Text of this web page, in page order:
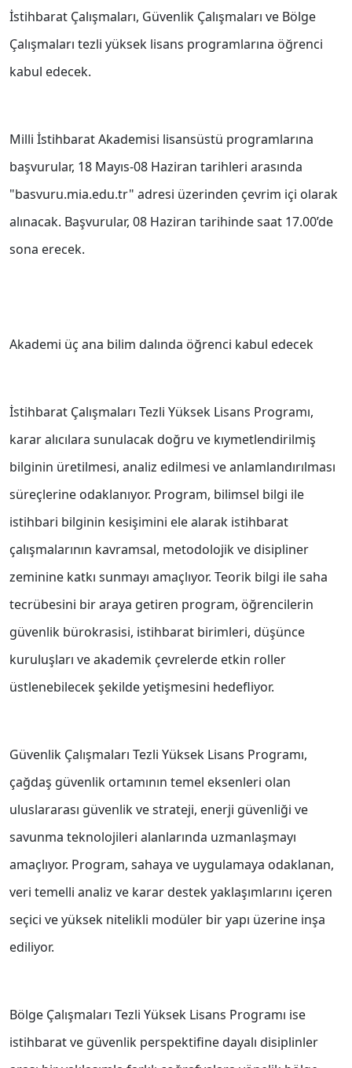
İstihbarat Çalışmaları, Güvenlik Çalışmaları ve Bölge
Çalışmaları tezli yüksek lisans programlarına öğrenci
kabul edecek.
Milli İstihbarat Akademisi lisansüstü programlarına
başvurular, 18 Mayıs-08 Haziran tarihleri arasında
"basvuru.mia.edu.tr" adresi üzerinden çevrim içi olarak
alınacak. Başvurular, 08 Haziran tarihinde saat 17.00’de
sona erecek.
Akademi üç ana bilim dalında öğrenci kabul edecek
İstihbarat Çalışmaları Tezli Yüksek Lisans Programı,
karar alıcılara sunulacak doğru ve kıymetlendirilmiş
bilginin üretilmesi, analiz edilmesi ve anlamlandırılması
süreçlerine odaklanıyor. Program, bilimsel bilgi ile
istihbari bilginin kesişimini ele alarak istihbarat
çalışmalarının kavramsal, metodolojik ve disipliner
zeminine katkı sunmayı amaçlıyor. Teorik bilgi ile saha
tecrübesini bir araya getiren program, öğrencilerin
güvenlik bürokrasisi, istihbarat birimleri, düşünce
kuruluşları ve akademik çevrelerde etkin roller
üstlenebilecek şekilde yetişmesini hedefliyor.
Güvenlik Çalışmaları Tezli Yüksek Lisans Programı,
çağdaş güvenlik ortamının temel eksenleri olan
uluslararası güvenlik ve strateji, enerji güvenliği ve
savunma teknolojileri alanlarında uzmanlaşmayı
amaçlıyor. Program, sahaya ve uygulamaya odaklanan,
veri temelli analiz ve karar destek yaklaşımlarını içeren
seçici ve yüksek nitelikli modüler bir yapı üzerine inşa
ediliyor.
Bölge Çalışmaları Tezli Yüksek Lisans Programı ise
istihbarat ve güvenlik perspektifine dayalı disiplinler